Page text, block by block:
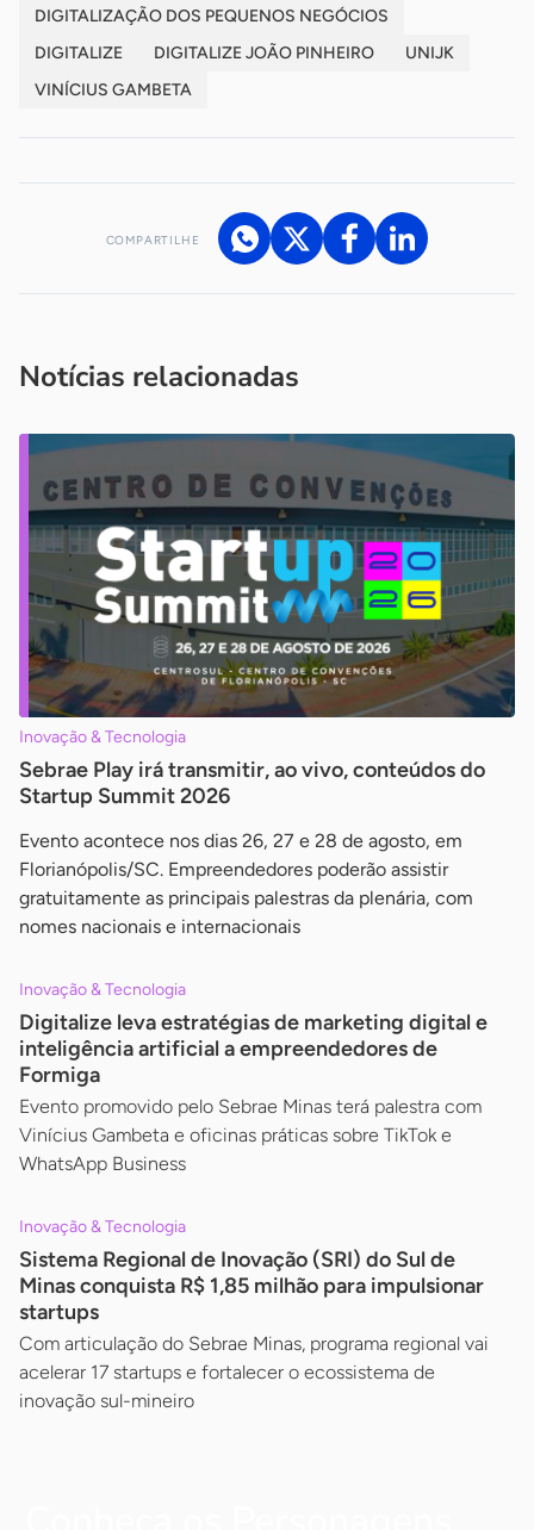
DIGITALIZAÇÃO DOS PEQUENOS NEGÓCIOS
DIGITALIZE
DIGITALIZE JOÃO PINHEIRO
UNIJK
VINÍCIUS GAMBETA
COMPARTILHE
Notícias relacionadas
Inovação & Tecnologia
Sebrae Play irá transmitir, ao vivo, conteúdos do
Startup Summit 2026
Evento acontece nos dias 26, 27 e 28 de agosto, em
Florianópolis/SC. Empreendedores poderão assistir
gratuitamente as principais palestras da plenária, com
nomes nacionais e internacionais
Inovação & Tecnologia
Digitalize leva estratégias de marketing digital e
inteligência artificial a empreendedores de
Formiga
Evento promovido pelo Sebrae Minas terá palestra com
Vinícius Gambeta e oficinas práticas sobre TikTok e
WhatsApp Business
Inovação & Tecnologia
Sistema Regional de Inovação (SRI) do Sul de
Minas conquista R$ 1,85 milhão para impulsionar
startups
Com articulação do Sebrae Minas, programa regional vai
acelerar 17 startups e fortalecer o ecossistema de
inovação sul-mineiro